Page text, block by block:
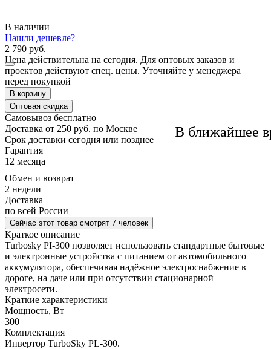
В наличии
Нашли дешевле?
В ближайшее
2 790 руб.
Цена действительна на сегодня. Для оптовых заказов и
проектов действуют спец. цены. Уточняйте у менеджера
перед покупкой
В корзину
Оптовая скидка
Самовывоз бесплатно
Доставка от 250 руб. по Москве
Cрок доставки сегодня или позднее
Гарантия
12 месяца
Обмен и возврат
2 недели
Доставка
по всей России
Сейчас этот товар смотрят 7 человек
Краткое описание
Turbosky PI-300 позволяет использовать стандартные бытовые
и электронные устройства с питанием от автомобильного
аккумулятора, обеспечивая надёжное электроснабжение в
дороге, на даче или при отсутствии стационарной
электросети.
Краткие характеристики
Мощность, Вт
300
Комплектация
Инвертор TurboSky PL-300.